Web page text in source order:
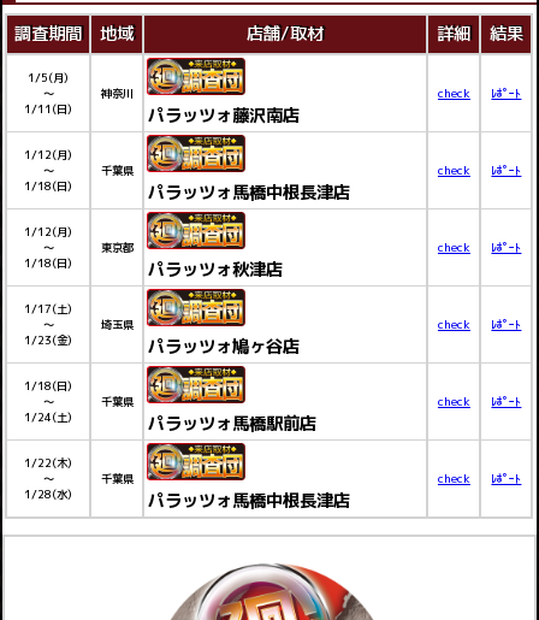
調査期間 地域 店舗/取材 詳細 結果
1/5(月)
～
1/11(日)
神奈川
パラッツォ藤沢南店
check ﾚﾎﾟｰﾄ
1/12(月)
～
1/18(日)
千葉県
パラッツォ馬橋中根長津店
check ﾚﾎﾟｰﾄ
1/12(月)
～
1/18(日)
東京都
パラッツォ秋津店
check ﾚﾎﾟｰﾄ
1/17(土)
～
1/23(金)
埼玉県
パラッツォ鳩ヶ谷店
check ﾚﾎﾟｰﾄ
1/18(日)
～
1/24(土)
千葉県
パラッツォ馬橋駅前店
check ﾚﾎﾟｰﾄ
1/22(木)
～
1/28(水)
千葉県
パラッツォ馬橋中根長津店
check ﾚﾎﾟｰﾄ